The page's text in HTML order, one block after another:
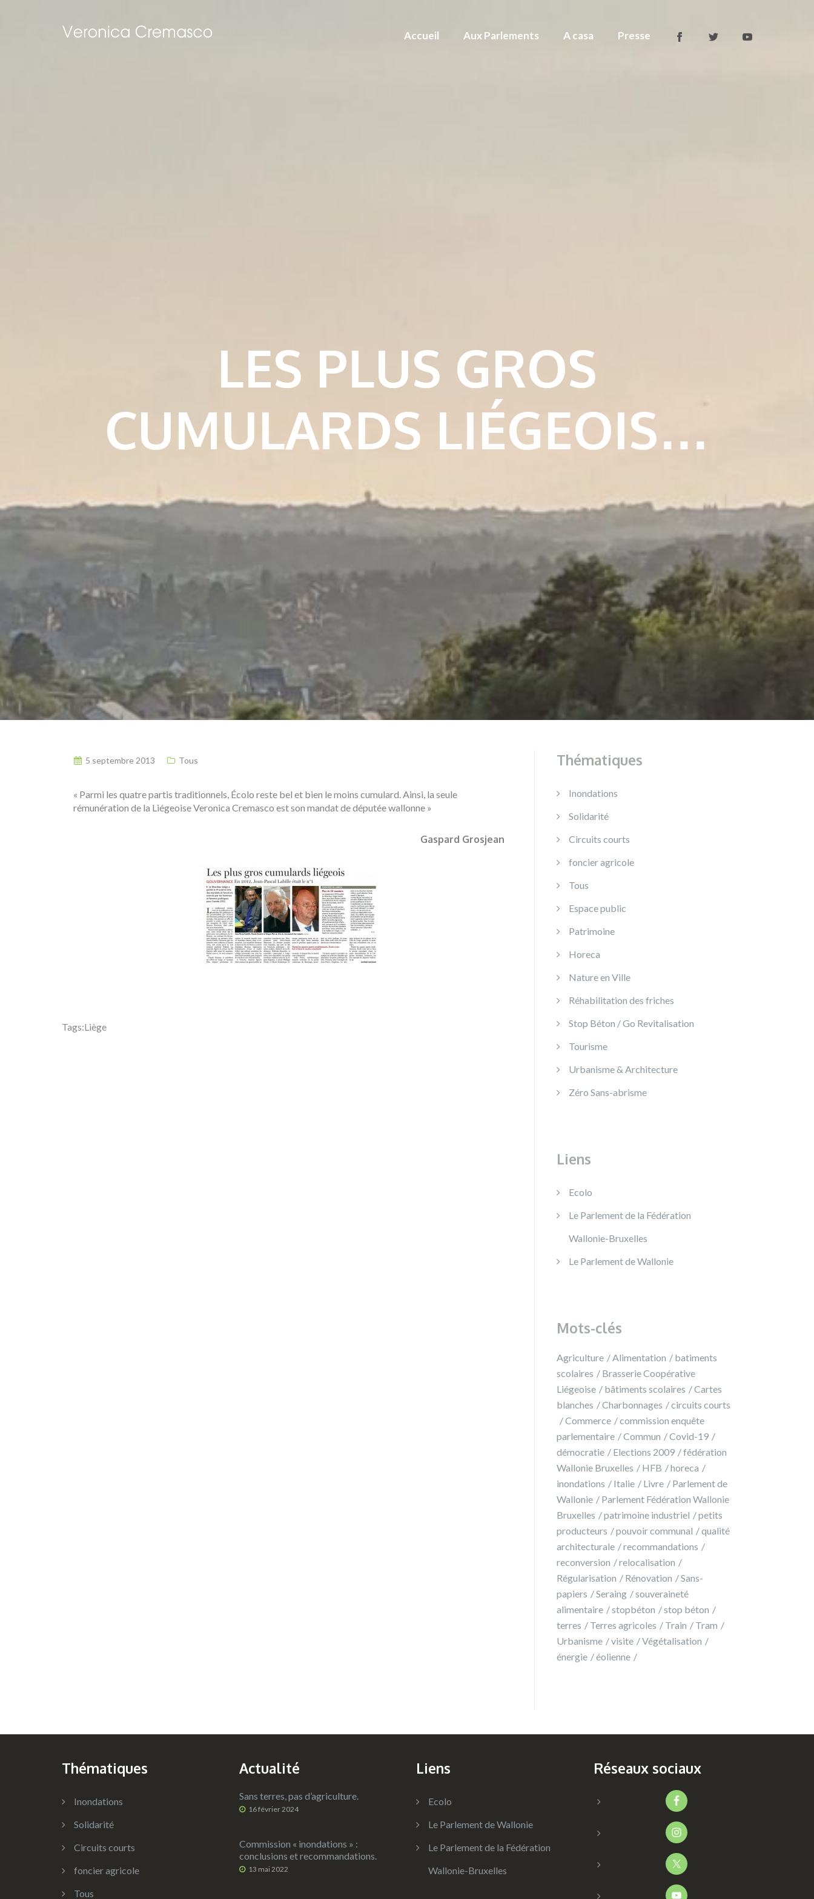
Accueil Aux Parlements A casa Presse
LES PLUS GROS
CUMULARDS LIÉGEOIS…
5 septembre 2013 Tous
« Parmi les quatre partis traditionnels, Écolo reste bel et bien le moins cumulard. Ainsi, la seule
rémunération de la Liégeoise Veronica Cremasco est son mandat de députée wallonne »
Gaspard Grosjean
Tags:Liège
Thématiques
Inondations
Solidarité
Circuits courts
foncier agricole
Tous
Espace public
Patrimoine
Horeca
Nature en Ville
Réhabilitation des friches
Stop Béton / Go Revitalisation
Tourisme
Urbanisme & Architecture
Zéro Sans-abrisme
Liens
Ecolo
Le Parlement de la Fédération
Wallonie-Bruxelles
Le Parlement de Wallonie
Mots-clés
Agriculture Alimentation
batiments
scolaires
Brasserie Coopérative
Liégeoise
bâtiments scolaires
Cartes
blanches
Charbonnages
circuits courts
Commerce
commission enquête
parlementaire
Commun
Covid-19
démocratie
Elections 2009
fédération
Wallonie Bruxelles
HFB
horeca
inondations
Italie Livre
Parlement de
Wallonie
Parlement Fédération Wallonie
Bruxelles
patrimoine industriel
petits
producteurs
pouvoir communal
qualité
architecturale
recommandations
reconversion
relocalisation
Régularisation
Rénovation
Sans-
papiers
Seraing
souveraineté
alimentaire
stopbéton
stop béton
terres
Terres agricoles Train
Tram
Urbanisme
visite
Végétalisation
énergie
éolienne
Thématiques
Inondations
Solidarité
Circuits courts
foncier agricole
Tous
Actualité
Sans terres, pas d’agriculture.
16 février 2024
Commission « inondations » :
conclusions et recommandations.
13 mai 2022
Liens
Ecolo
Le Parlement de Wallonie
Le Parlement de la Fédération
Wallonie-Bruxelles
Réseaux sociaux